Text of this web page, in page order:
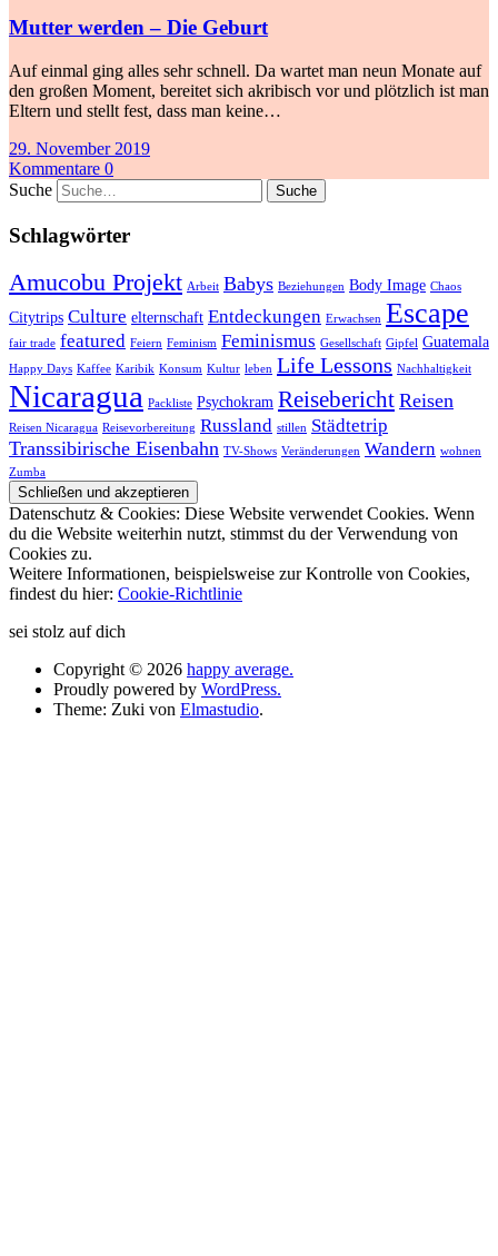
Mutter werden – Die Geburt
Auf einmal ging alles sehr schnell. Da wartet man neun Monate auf
den großen Moment, bereitet sich akribisch vor und plötzlich ist man
Eltern und stellt fest, dass man keine…
29. November 2019
Kommentare 0
Suche
Schlagwörter
Amucobu Projekt Arbeit Babys Beziehungen Body Image Chaos
Citytrips Culture elternschaft Entdeckungen Erwachsen Escape
fair trade featured Feiern Feminism Feminismus Gesellschaft Gipfel Guatemala
Happy Days Kaffee Karibik Konsum Kultur leben Life Lessons Nachhaltigkeit
Nicaragua Packliste Psychokram Reisebericht Reisen
Reisen Nicaragua Reisevorbereitung Russland stillen Städtetrip
Transsibirische Eisenbahn TV-Shows Veränderungen Wandern wohnen
Zumba
Datenschutz & Cookies: Diese Website verwendet Cookies. Wenn
du die Website weiterhin nutzt, stimmst du der Verwendung von
Cookies zu.
Weitere Informationen, beispielsweise zur Kontrolle von Cookies,
findest du hier: Cookie-Richtlinie
sei stolz auf dich
Copyright © 2026 happy average.
Proudly powered by WordPress.
Theme: Zuki von Elmastudio.